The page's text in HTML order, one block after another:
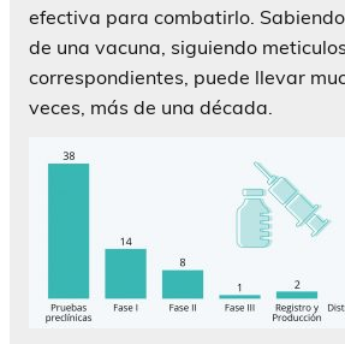
efectiva para combatirlo.
de una vacuna, siguiendo
correspondientes, puede llevar
veces, más de una década.